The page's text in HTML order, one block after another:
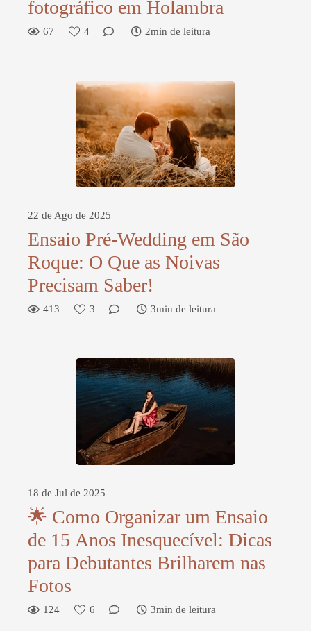
fotográfico em Holambra
67 4 2min de leitura
22 de Ago de 2025
Ensaio Pré-Wedding em São
Roque: O Que as Noivas
Precisam Saber!
413 3 3min de leitura
18 de Jul de 2025
🌟 Como Organizar um Ensaio
de 15 Anos Inesquecível: Dicas
para Debutantes Brilharem nas
Fotos
124 6 3min de leitura